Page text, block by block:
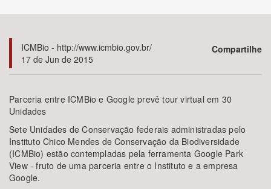
Bioma / Bacia
Tema
Subtema
Área de Levantamento
Área Protegida
ICMBio - http://www.icmbio.gov.br/
17 de Jun de 2015
Compartilhe
Parceria entre ICMBio e Google prevê tour virtual em 30
Unidades
Sete Unidades de Conservação federais administradas pelo
Instituto Chico Mendes de Conservação da Biodiversidade
(ICMBio) estão contempladas pela ferramenta Google Park
View - fruto de uma parceria entre o Instituto e a empresa
Google.